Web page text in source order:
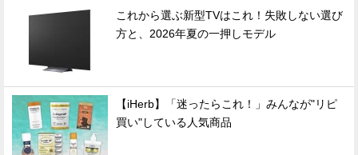
これから選ぶ新型TVはこれ！失敗しない選び
方と、2026年夏の一押しモデル
【iHerb】「迷ったらこれ！」みんなが"リピ
買い"している人気商品